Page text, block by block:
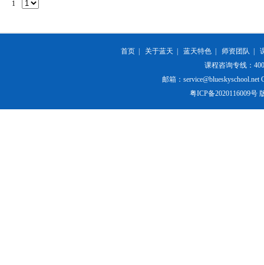
1
首页 关于蓝天 蓝天特色 师资团队
课程咨询专线：
邮箱：service@blueskyschool.net
粤ICP备2020116009号